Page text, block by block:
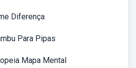
Diferença
Para Pipas
Mapa Mental